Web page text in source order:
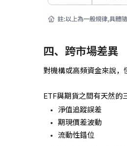
四、跨市場差異
對機構或高頻資金來說，
ETF與期貨之間有天然的
淨值追蹤誤差
期現價差波動
流動性錯位